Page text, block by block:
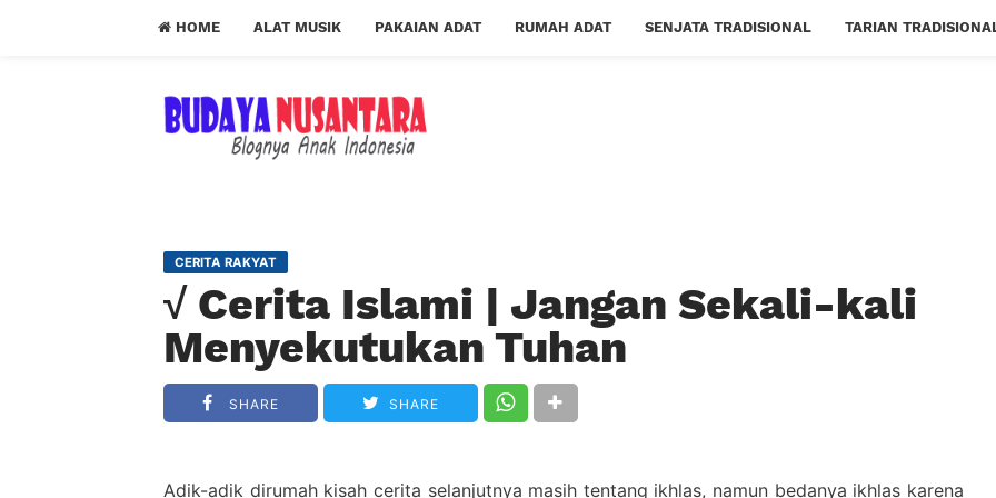
HOME ALAT MUSIK PAKAIAN ADAT RUMAH ADAT SENJATA TRADISIONAL TARIAN
CERITA RAKYAT
√ Cerita Islami | Jangan Sekali-kali
Menyekutukan Tuhan
SHARE SHARE
Adik-adik dirumah kisah cerita selanjutnya masih tentang ikhlas, namun bedanya ikhlas karena